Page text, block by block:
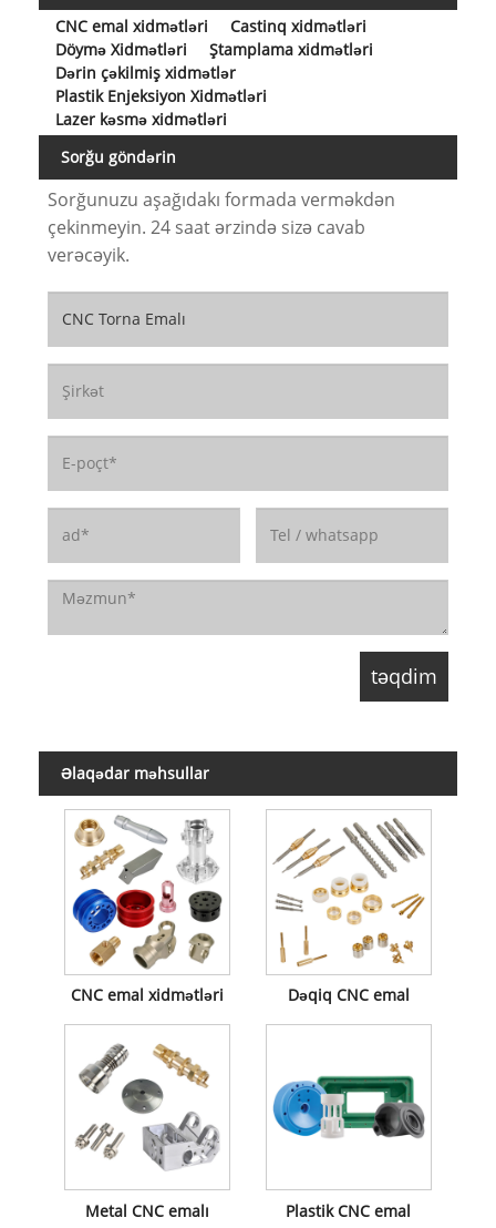
CNC emal xidmətləri
Castinq xidmətləri
Döymə Xidmətləri
Ştamplama xidmətləri
Dərin çəkilmiş xidmətlər
Plastik Enjeksiyon Xidmətləri
Lazer kəsmə xidmətləri
Sorğu göndərin
Sorğunuzu aşağıdakı formada verməkdən
çekinmeyin. 24 saat ərzində sizə cavab
verəcəyik.
Əlaqədar məhsullar
CNC emal xidmətləri Dəqiq CNC emal
Metal CNC emalı Plastik CNC emal